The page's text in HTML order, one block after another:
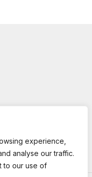
experience,
analyse our traffic.
to our use of